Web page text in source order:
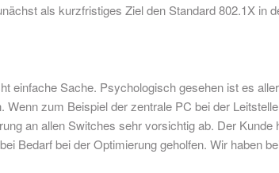
als kurzfristiges Ziel den Standard 802.1X in
einfache Sache. Psychologisch gesehen ist es
zum Beispiel der zentrale PC bei der
an allen Switches sehr vorsichtig ab. Der Kunde
Bedarf bei der Optimierung geholfen. Wir haben